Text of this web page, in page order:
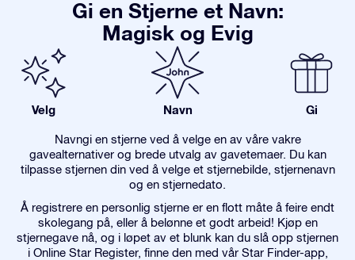
Gi en Stjerne et Navn:
Magisk og Evig
Velg Navn Gi
Navngi en stjerne ved å velge en av våre vakre
gavealternativer og brede utvalg av gavetemaer. Du kan
tilpasse stjernen din ved å velge et stjernebilde, stjernenavn
og en stjernedato.
Å registrere en personlig stjerne er en flott måte å feire endt
skolegang på, eller å belønne et godt arbeid! Kjøp en
stjernegave nå, og i løpet av et blunk kan du slå opp stjernen
i Online Star Register, finne den med vår Star Finder-app,